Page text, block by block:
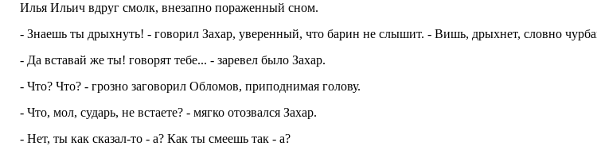
Илья Ильич вдруг смолк, внезапно пораженный сном.
- Знаешь ты дрыхнуть! - говорил Захар, уверенный, что барин не слышит. - Вишь, дрыхнет, словно
- Да вставай же ты! говорят тебе... - заревел было Захар.
- Что? Что? - грозно заговорил Обломов, приподнимая голову.
- Что, мол, сударь, не встаете? - мягко отозвался Захар.
- Нет, ты как сказал-то - а? Как ты смеешь так - а?